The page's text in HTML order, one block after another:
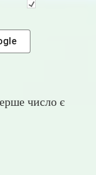
число є